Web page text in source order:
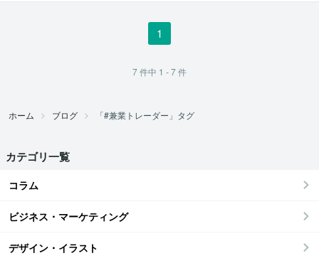
1
7件中 1 - 7件
ホーム ブログ 「#兼業トレーダー」タグ
カテゴリ一覧
コラム
ビジネス・マーケティング
デザイン・イラスト